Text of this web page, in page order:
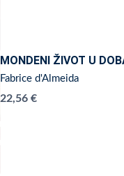
MONDENI ŽIVOT U
Fabrice d'Almeida
22,56 €